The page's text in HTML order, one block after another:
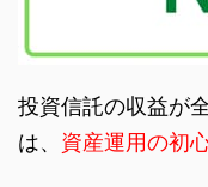
投資信託の収益が
は、 資産運用の初